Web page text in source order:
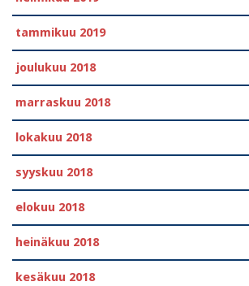
tammikuu 2019
joulukuu 2018
marraskuu 2018
lokakuu 2018
syyskuu 2018
elokuu 2018
heinäkuu 2018
kesäkuu 2018